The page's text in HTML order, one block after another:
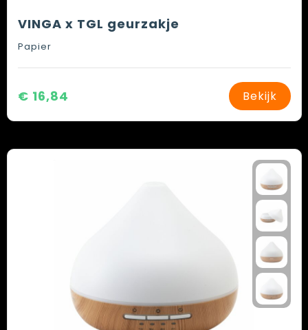
VINGA x TGL geurzakje
Papier
€ 16,84 Bekijk